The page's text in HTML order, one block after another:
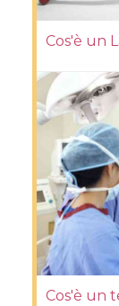
Cos'è un
Cos'è un